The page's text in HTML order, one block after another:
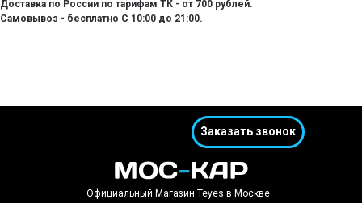
Доставка по России по тарифам ТК - от 700 рублей.
Самовывоз - бесплатно С 10:00 до 21:00.
Заказать звонок
Официальный Магазин Teyes в Москве